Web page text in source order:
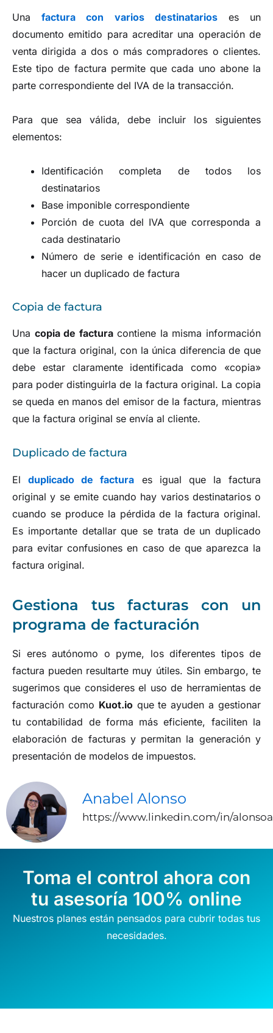
Unafactura con varios destinatarioses un
documento emitido para acreditar una operación de
venta dirigida a dos o más compradores o clientes.
Este tipo de factura permite que cada uno abone la
parte correspondiente del IVA de la transacción.
Para que sea válida, debe incluir los siguientes
elementos:
Identificación completa de todos los
destinatarios
Base imponible correspondiente
Porción de cuota del IVA que corresponda a
cada destinatario
Número de serie e identificación en caso de
hacer un duplicado de factura
Copia de factura
Una copia de facturacontiene la misma información
que la factura original, con la única diferencia de que
debe estar claramente identificada como «copia»
para poder distinguirla de la factura original. La copia
se queda en manos del emisor de la factura, mientras
que la factura original se envía al cliente.
Duplicado de factura
Elduplicado de factura es igual que la factura
original y se emite cuando hay varios destinatarios o
cuando se produce la pérdida de la factura original.
Es importante detallar que se trata de un duplicado
para evitar confusiones en caso de que aparezca la
factura original.
Gestiona tus facturas con un
programa de facturación
Si eres autónomo o pyme, los diferentes tipos de
factura pueden resultarte muy útiles. Sin embargo, te
sugerimos que consideres el uso de herramientas de
facturación como Kuot.ioque te ayuden a gestionar
tu contabilidad de forma más eficiente, faciliten la
elaboración de facturas y permitan la generación y
presentación de modelos de impuestos.
Anabel Alonso
https://www.linkedin.com/in/
Toma el control ahora con
tu asesoría 100% online
Nuestros planes están pensados para cubrir todas tus
necesidades.